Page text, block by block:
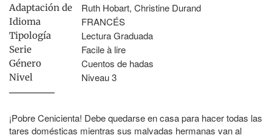
Adaptación de Ruth Hobart, Christine Durand
Idioma FRANCÉS
Tipología Lectura Graduada
Serie Facile à lire
Género Cuentos de hadas
Nivel Niveau 3
¡Pobre Cenicienta! Debe quedarse en casa para hacer todas las
tares domésticas mientras sus malvadas hermanas van al